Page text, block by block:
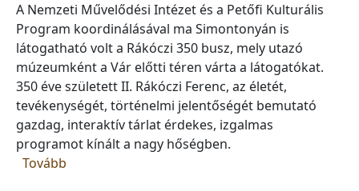
A Nemzeti Művelődési Intézet és a Petőfi Kulturális
Program koordinálásával ma Simontonyán is
látogatható volt a Rákóczi 350 busz, mely utazó
múzeumként a Vár előtti téren várta a látogatókat.
350 éve született II. Rákóczi Ferenc, az életét,
tevékenységét, történelmi jelentőségét bemutató
gazdag, interaktív tárlat érdekes, izgalmas
programot kínált a nagy hőségben.
Tovább